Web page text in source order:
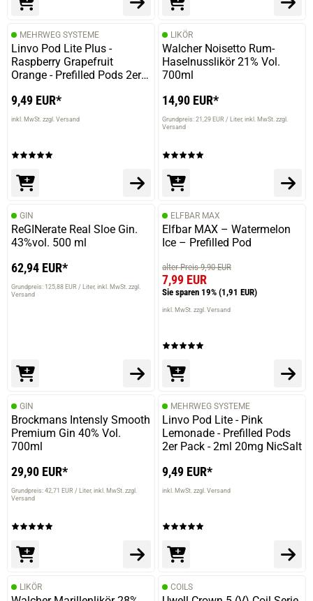
MEHRWEG SYSTEME
Linvo Pod Lite Plus -
Raspberry Grapefruit
Orange - Prefilled Pods 2er
9,49 EUR*
inkl. MwSt. zzgl. Versand
LIKÖR
Walcher Noisetto Rum-
Haselnusslikör 21% Vol.
700ml
14,90 EUR*
Grundpreis: 21,29 EUR / Liter inkl. MwSt. zzgl.
Versand
GIN
ReGINerate Real Sloe Gin.
43%vol. 500 ml
62,94 EUR*
Grundpreis: 125,88 EUR / Liter inkl. MwSt. zzgl.
Versand
ELFBAR MAX
Elfbar MAX – Watermelon
Ice – Prefilled Pod
alter Preis 9,90 EUR
7,99 EUR
Sie sparen 19% (1,91 EUR)
inkl. MwSt. zzgl. Versand
GIN
Brockmans Intensly Smooth
Premium Gin 40% Vol.
700ml
29,90 EUR*
Grundpreis: 42,71 EUR / Liter inkl. MwSt. zzgl.
Versand
MEHRWEG SYSTEME
Linvo Pod Lite - Pink
Lemonade - Prefilled Pods
2er Pack - 2ml 20mg NicSalt
9,49 EUR*
inkl. MwSt. zzgl. Versand
LIKÖR COILS